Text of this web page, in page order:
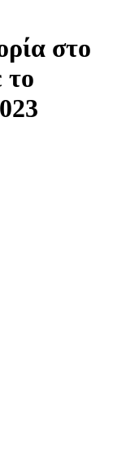
στο
το